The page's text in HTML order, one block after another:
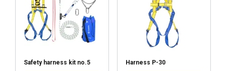
Safety harness kit no.5 Harness P-30